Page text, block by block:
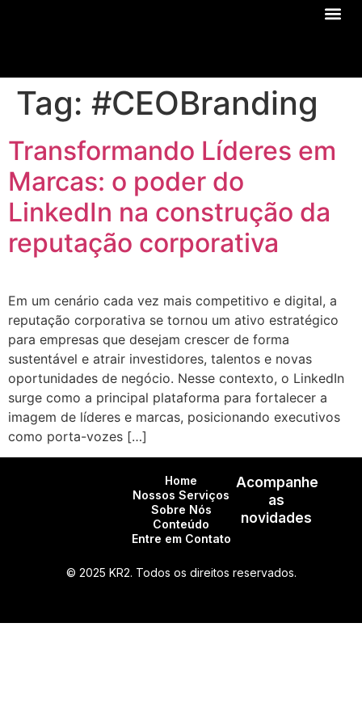
Tag: #CEOBranding
Transformando Líderes em
Marcas: o poder do
LinkedIn na construção da
reputação corporativa
Em um cenário cada vez mais competitivo e digital, a
reputação corporativa se tornou um ativo estratégico
para empresas que desejam crescer de forma
sustentável e atrair investidores, talentos e novas
oportunidades de negócio. Nesse contexto, o LinkedIn
surge como a principal plataforma para fortalecer a
imagem de líderes e marcas, posicionando executivos
como porta-vozes […]
Home
Nossos Serviços
Sobre Nós
Conteúdo
Entre em Contato
Acompanhe
as
novidades
© 2025 KR2. Todos os direitos reservados.